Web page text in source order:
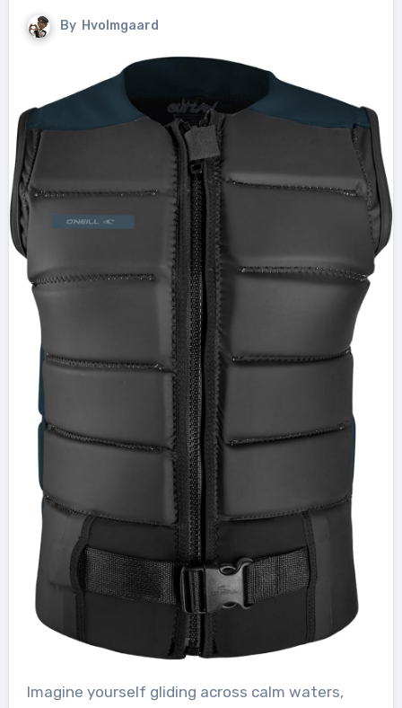
By Hvolmgaard
Imagine yourself gliding across calm waters,